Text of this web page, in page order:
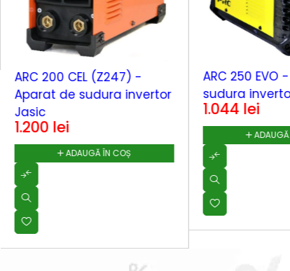
ARC 200 CEL (Z247) -
Aparat de sudura invertor
Jasic
1.200 lei
ADAUGĂ ÎN COȘ
ARC 250 EVO
sudura
1.044 lei